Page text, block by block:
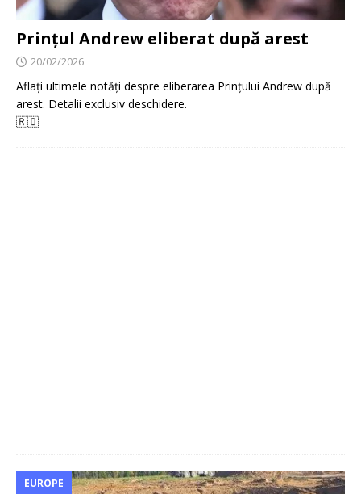
Prințul Andrew eliberat după arest
20/02/2026
Aflați ultimele notăți despre eliberarea Prințului Andrew după
arest. Detalii exclusiv deschidere.
🇷🇴
EUROPE